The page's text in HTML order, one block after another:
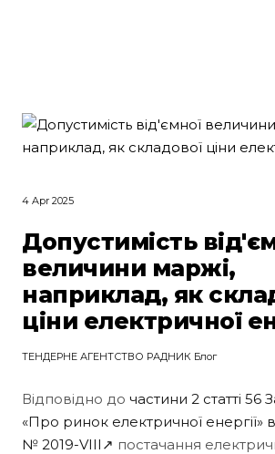
4 Apr 2025
Допустимість
величини маржі,
наприклад, як
ціни електричної
ТЕНДЕРНЕ АГЕНТСТВО РАДНИК Блог
Відповідно до частини 2 статті 56
«Про ринок електричної енергії»
№ 2019-VIII↗ постачання